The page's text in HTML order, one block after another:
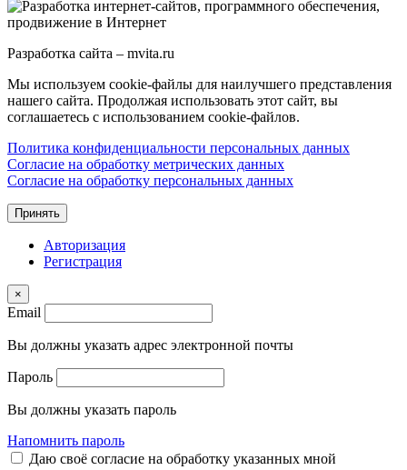
Разработка сайта – mvita.ru
Мы используем cookie-файлы для наилучшего представления
нашего сайта. Продолжая использовать этот сайт, вы
соглашаетесь с использованием cookie-файлов.
Политика конфиденциальности персональных данных
Согласие на обработку метрических данных
Согласие на обработку персональных данных
Принять
Авторизация
Регистрация
×
Email
Вы должны указать адрес электронной почты
Пароль
Вы должны указать пароль
Напомнить пароль
Даю своё согласие на обработку указанных мной